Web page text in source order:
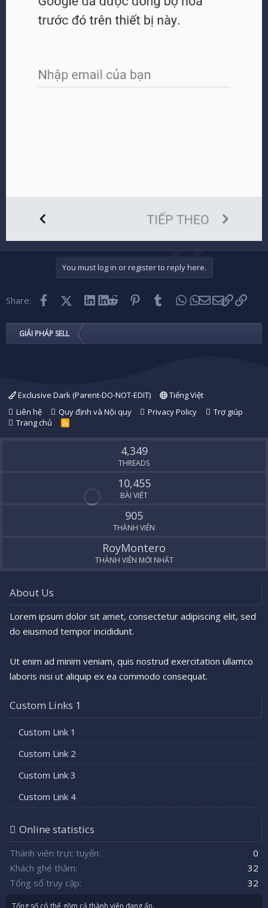
You must log in or register to reply here.
Share: FacebookX (Twitter)LinkedIn
Reddit PinterestTumblr WhatsApp
EmailLink
GIẢI PHÁP SELL
Exclusive Dark (Parent-DO-NOT-EDIT)
Tiếng Việt
Liên hệ
Quy định và Nội quy Privacy Policy
Trợ giúp
Trang chủ
R
S
4,349
THREADS
10,455
BÀI VIẾT
905
THÀNH VIÊN
RoyMontero
THÀNH VIÊN MỚI NHẤT
About Us
Lorem ipsum dolor sit amet, consectetur adipiscing elit, sed
do eiusmod tempor incididunt.
Ut enim ad minim veniam, quis nostrud exercitation ullamco
laboris nisi ut aliquip ex ea commodo consequat.
Custom Links 1
Custom Link 1
Custom Link 2
Custom Link 3
Custom Link 4
Online statistics
Thành viên trực tuyến
0
Khách ghé thăm
32
Tổng số truy cập
32